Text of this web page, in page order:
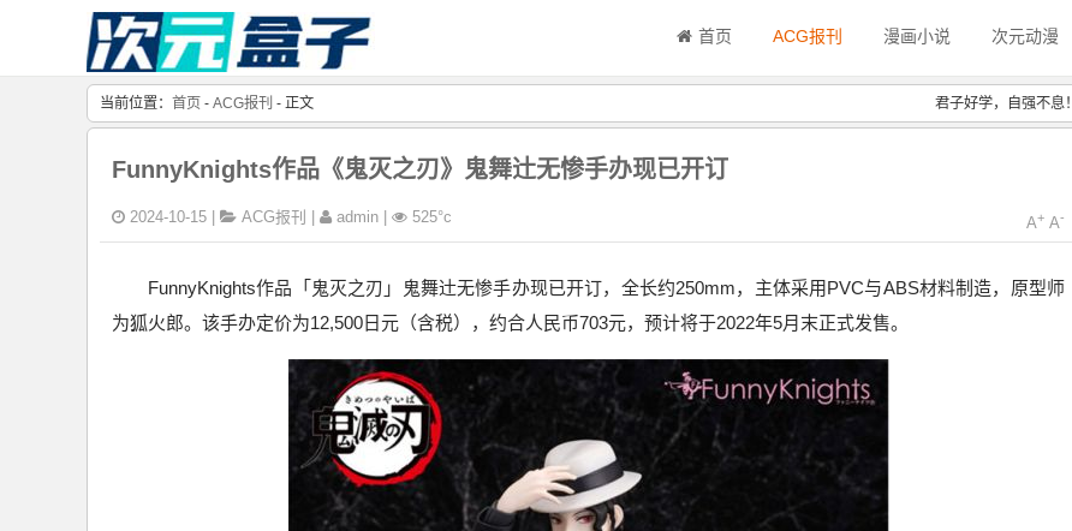
首页 ACG报刊 漫画小说 次元动漫
当前位置： 首页 - ACG报刊 - 正文 君子好学，自强不息！
FunnyKnights作品《鬼灭之刃》鬼舞辻无惨手办现已开订
2024-10-15 | ACG报刊 admin | 525°c A+ A-
FunnyKnights作品「鬼灭之刃」鬼舞辻无惨手办现已开订，全长约250mm，主体采用PVC与ABS材料制造，原型师
为狐火郎。该手办定价为12,500日元（含税），约合人民币703元，预计将于2022年5月末正式发售。